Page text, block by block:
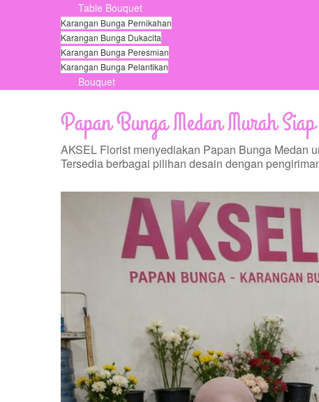
Table Bouquet
Karangan Bunga Pernikahan
Karangan Bunga Dukacita
Karangan Bunga Peresmian
Karangan Bunga Pelantikan
Bouquet
Papan Bunga Medan Murah
AKSEL Florist menyediakan Papan Bunga Medan
Tersedia berbagai pilihan desain dengan